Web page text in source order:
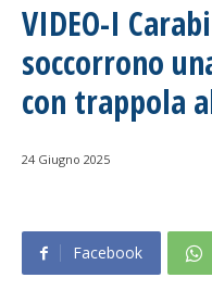
VIDEO-I
soccorrono
con trappola
24 Giugno 2025
Facebook